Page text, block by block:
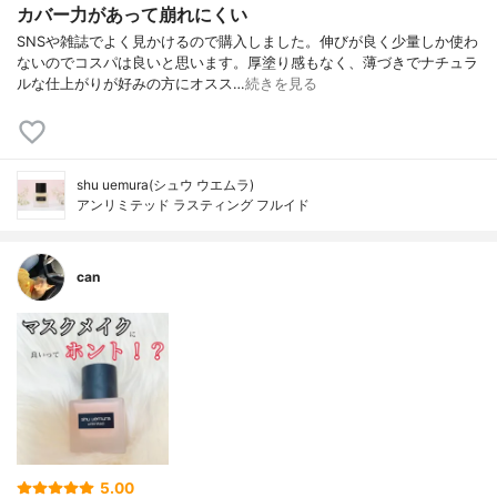
カバー力があって崩れにくい
SNSや雑誌でよく見かけるので購入しました。伸びが良く少量しか使わ
ないのでコスパは良いと思います。厚塗り感もなく、薄づきでナチュラ
ルな仕上がりが好みの方にオスス…続きを見る
shu uemura(シュウ ウエムラ)
アンリミテッド ラスティング フルイド
can
5.00